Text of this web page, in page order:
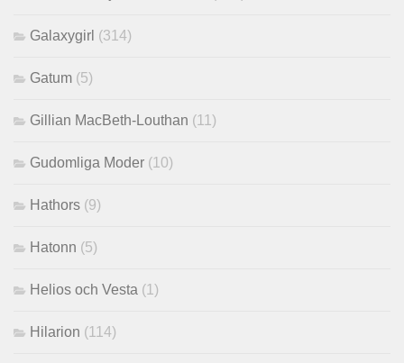
Galaxygirl (314)
Gatum (5)
Gillian MacBeth-Louthan (11)
Gudomliga Moder (10)
Hathors (9)
Hatonn (5)
Helios och Vesta (1)
Hilarion (114)